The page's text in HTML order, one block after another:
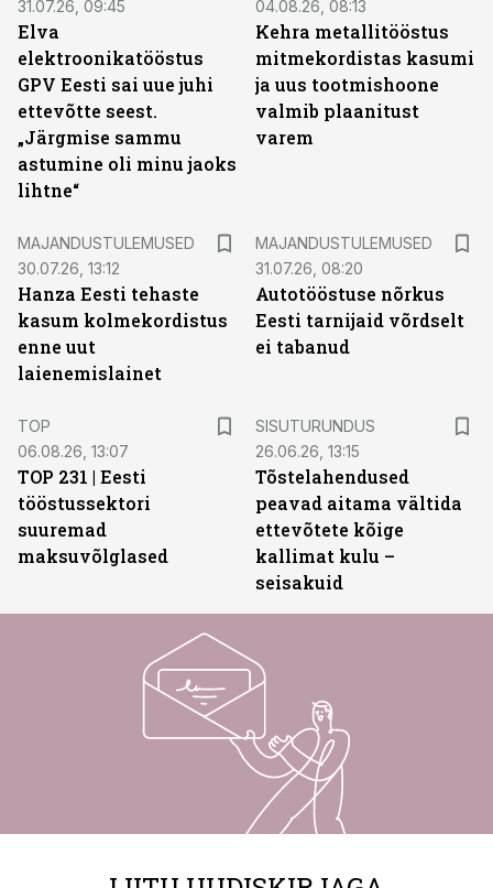
31.07.26, 09:45
Elva
elektroonikatööstus
GPV Eesti sai uue juhi
ettevõtte seest.
„Järgmise sammu
astumine oli minu jaoks
lihtne“
04.08.26, 08:13
Kehra metallitööstus
mitmekordistas kasumi
ja uus tootmishoone
valmib plaanitust
varem
MAJANDUSTULEMUSED
30.07.26, 13:12
Hanza Eesti tehaste
kasum kolmekordistus
enne uut
laienemislainet
MAJANDUSTULEMUSED
31.07.26, 08:20
Autotööstuse nõrkus
Eesti tarnijaid võrdselt
ei tabanud
TOP
06.08.26, 13:07
TOP 231 | Eesti
tööstussektori
suuremad
maksuvõlglased
SISUTURUNDUS
26.06.26, 13:15
Tõstelahendused
peavad aitama vältida
ettevõtete kõige
kallimat kulu –
seisakuid